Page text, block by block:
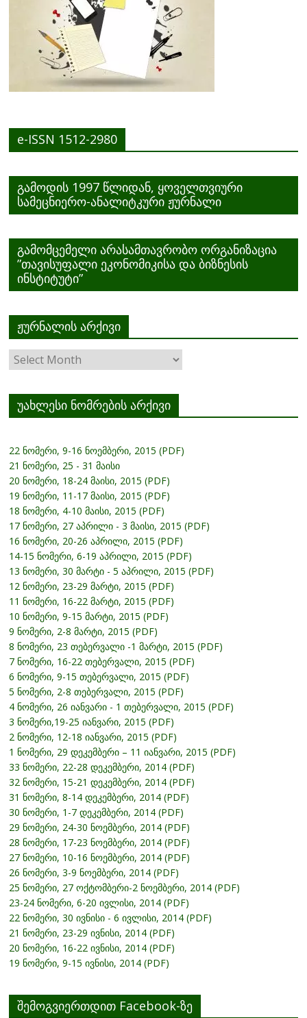
e-ISSN 1512-2980
გამოდის 1997 წლიდან, ყოველთვიური
სამეცნიერო-ანალიტკური ჟურნალი
გამომცემელი არასამთავრობო ორგანიზაცია
”თავისუფალი ეკონომიკისა და ბიზნესის
ინსტიტუტი”
ჟურნალის არქივი
ჟურნალის
არქივი
უახლესი ნომრების არქივი
22 ნომერი, 9-16 ნოემბერი, 2015 (PDF)
21 ნომერი, 25 - 31 მაისი
20 ნომერი, 18-24 მაისი, 2015 (PDF)
19 ნომერი, 11-17 მაისი, 2015 (PDF)
18 ნომერი, 4-10 მაისი, 2015 (PDF)
17 ნომერი, 27 აპრილი - 3 მაისი, 2015 (PDF)
16 ნომერი, 20-26 აპრილი, 2015 (PDF)
14-15 ნომერი, 6-19 აპრილი, 2015 (PDF)
13 ნომერი, 30 მარტი - 5 აპრილი, 2015 (PDF)
12 ნომერი, 23-29 მარტი, 2015 (PDF)
11 ნომერი, 16-22 მარტი, 2015 (PDF)
10 ნომერი, 9-15 მარტი, 2015 (PDF)
9 ნომერი, 2-8 მარტი, 2015 (PDF)
8 ნომერი, 23 თებერვალი -1 მარტი, 2015 (PDF)
7 ნომერი, 16-22 თებერვალი, 2015 (PDF)
6 ნომერი, 9-15 თებერვალი, 2015 (PDF)
5 ნომერი, 2-8 თებერვალი, 2015 (PDF)
4 ნომერი, 26 იანვარი - 1 თებერვალი, 2015 (PDF)
3 ნომერი,19-25 იანვარი, 2015 (PDF)
2 ნომერი, 12-18 იანვარი, 2015 (PDF)
1 ნომერი, 29 დეკემბერი – 11 იანვარი, 2015 (PDF)
33 ნომერი, 22-28 დეკემბერი, 2014 (PDF)
32 ნომერი, 15-21 დეკემბერი, 2014 (PDF)
31 ნომერი, 8-14 დეკემბერი, 2014 (PDF)
30 ნომერი, 1-7 დეკემბერი, 2014 (PDF)
29 ნომერი, 24-30 ნოემბერი, 2014 (PDF)
28 ნომერი, 17-23 ნოემბერი, 2014 (PDF)
27 ნომერი, 10-16 ნოემბერი, 2014 (PDF)
26 ნომერი, 3-9 ნოემბერი, 2014 (PDF)
25 ნომერი, 27 ოქტომბერი-2 ნოემბერი, 2014 (PDF)
23-24 ნომერი, 6-20 ივლისი, 2014 (PDF)
22 ნომერი, 30 ივნისი - 6 ივლისი, 2014 (PDF)
21 ნომერი, 23-29 ივნისი, 2014 (PDF)
20 ნომერი, 16-22 ივნისი, 2014 (PDF)
19 ნომერი, 9-15 ივნისი, 2014 (PDF)
შემოგვიერთდით Facebook-ზე